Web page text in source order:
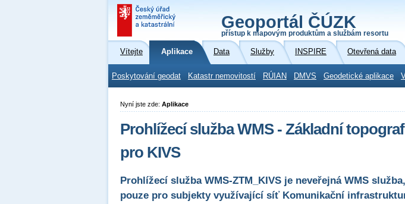
Geoportál ČÚZK
přístup k mapovým produktům a službám resortu
Vítejte Aplikace Data Služby INSPIRE Otevřená data
Poskytování geodat Katastr nemovitostí RÚIAN DMVS Geodetické aplikace
Nyní jste zde: Aplikace
Prohlížecí služba WMS - Základní
pro KIVS
Prohlížecí služba WMS-ZTM_KIVS je neveřejná WMS
pouze pro subjekty využívající síť Komunikační